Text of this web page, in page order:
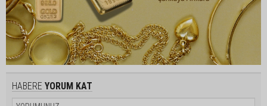
HABERE YORUM KAT